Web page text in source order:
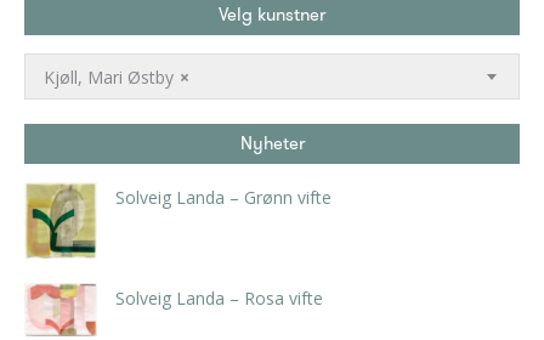
Velg kunstner
×
Kjøll, Mari Østby
Nyheter
Solveig Landa – Grønn vifte
Solveig Landa – Rosa vifte